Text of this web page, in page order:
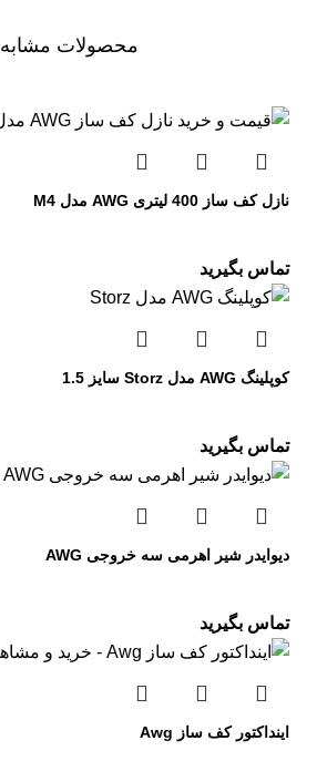
محصولات مشابه
نازل کف ساز 400 لیتری AWG مدل M4
تماس بگیرید
کوپلینگ AWG مدل Storz سایز 1.5
تماس بگیرید
دیوایدر شیر اهرمی سه خروجی AWG
تماس بگیرید
اینداکتور کف ساز Awg